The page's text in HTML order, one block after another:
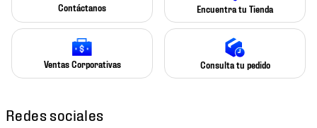
Contáctanos Encuentra tu Tienda
Ventas Corporativas Consulta tu pedido
Redes sociales